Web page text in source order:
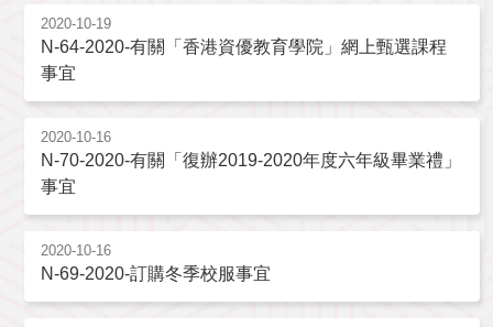
2020-10-19
N-64-2020-有關「香港資優教育學院」網上甄選課程
事宜
2020-10-16
N-70-2020-有關「復辦2019-2020年度六年級畢業禮」
事宜
2020-10-16
N-69-2020-訂購冬季校服事宜